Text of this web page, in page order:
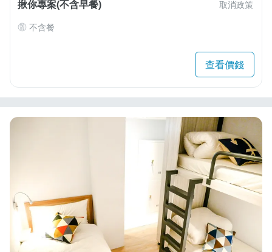
揪你專案(不含早餐) 取消政策
不含餐
查看價錢